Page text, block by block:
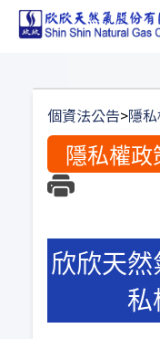
個資法公告>隱
隱私權政
欣欣天
私